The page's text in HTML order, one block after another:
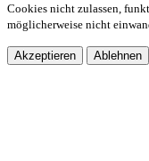
Cookies nicht zulassen,
möglicherweise nicht
Akzeptieren Ablehnen